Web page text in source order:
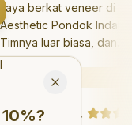
saya berkat veneer
Aesthetic Pondok
Timnya luar biasa,
hasilnya melebihi
saya. Saya tersenyum
hari."
strong>?
10%?
Close